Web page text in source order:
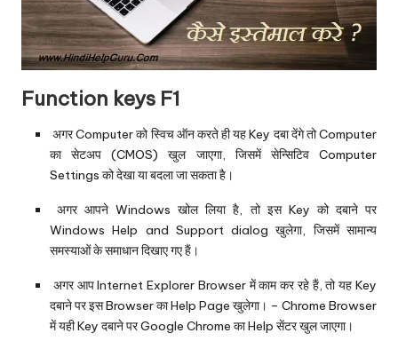
‌Function keys F1 ‌
‌ अगर Computer को स्विच ऑन करते ही यह Key दबा देंगे तो Computer
का सेटअप (CMOS) खुल जाएगा, जिसमें सेन्सिटिव Computer
Settings को देखा या बदला जा सकता है।
अगर आपने Windows खोल लिया है, तो इस Key को दबाने पर
Windows Help and Support dialog खुलेगा, जिसमें सामान्य
समस्याओं के समाधान दिखाए गए हैं।
अगर आप Internet Explorer Browser में काम कर रहे हैं, तो यह Key
दबाने पर इस Browser का Help Page खुलेगा। – Chrome Browser
में यही Key दबाने पर Google Chrome का Help सेंटर खुल जाएगा।